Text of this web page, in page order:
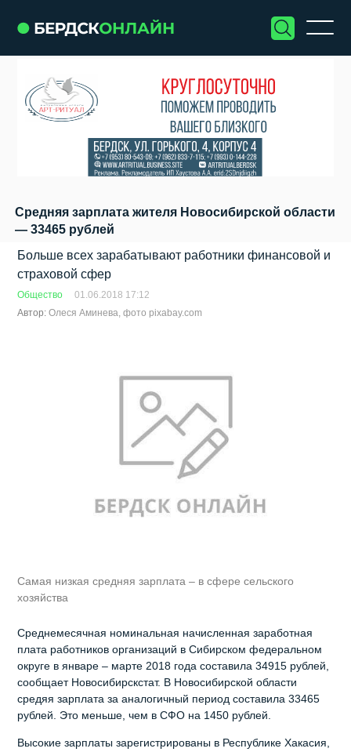
Средняя зарплата жителя Новосибирской области
— 33465 рублей
Больше всех зарабатывают работники финансовой и
страховой сфер
Общество
01.06.2018 17:12
Автор:Олеся Аминева, фото pixabay.com
Самая низкая средняя зарплата – в сфере сельского
хозяйства
Среднемесячная номинальная начисленная заработная
плата работников организаций в Сибирском федеральном
округе в январе – марте 2018 года составила 34915 рублей,
сообщает Новосибирскстат. В Новосибирской области
средяя зарплата за аналогичный период составила 33465
рублей. Это меньше, чем в СФО на 1450 рублей.
Высокие зарплаты зарегистрированы в Республике Хакасия,